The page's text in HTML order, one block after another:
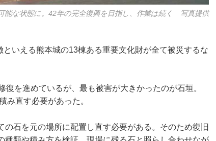
能な状態に。42年の完全復興を目指し、作業は続く 写真提供
いえる熊本城の13棟ある重要文化財が全て被災するな
を進めているが、最も被害が大きかったのが石垣。
み直す必要があった。
石を元の場所に配置し直す必要がある。そのため復旧